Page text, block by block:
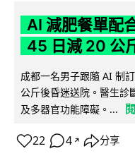
AI 減肥餐單配
45 日減 20 公
成都一名男子跟隨 AI 制
公斤後昏迷送院。醫生診
及多器官功能障礙。...
22 4 ↗ 分享